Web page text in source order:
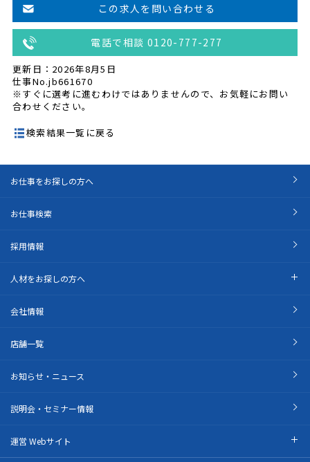
この求人を問い合わせる
電話で相談 0120-777-277
更新日：2026年8月5日
仕事No.jb661670
※すぐに選考に進むわけではありませんので、お気軽にお問い
合わせください。
検索結果一覧に戻る
お仕事をお探しの方へ
お仕事検索
採用情報
人材をお探しの方へ
会社情報
店舗一覧
お知らせ・ニュース
説明会・セミナー情報
運営 Webサイト